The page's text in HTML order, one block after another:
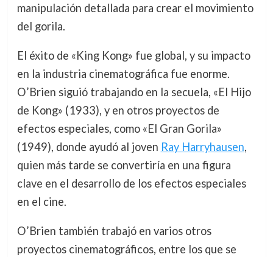
manipulación detallada para crear el movimiento
del gorila.
El éxito de «King Kong» fue global, y su impacto
en la industria cinematográfica fue enorme.
O’Brien siguió trabajando en la secuela, «El Hijo
de Kong» (1933), y en otros proyectos de
efectos especiales, como «El Gran Gorila»
(1949), donde ayudó al joven Ray Harryhausen,
quien más tarde se convertiría en una figura
clave en el desarrollo de los efectos especiales
en el cine.
O’Brien también trabajó en varios otros
proyectos cinematográficos, entre los que se